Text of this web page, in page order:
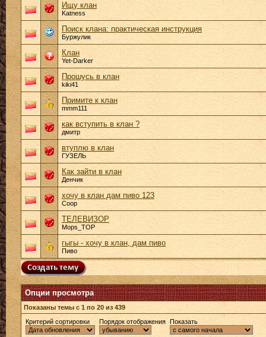
Ищу клан
Katness
Поиск клана: практическая инструкция
Буржулик
Клан
Yet-Darker
Прошусь в клан
kiki41
Примите к клан
mmm111
как вступить в клан ?
дмитр
втуплю в клан
ГУЗЕЛЬ
Как зайти в клан
Денчик
хочу в клан дам пиво 123
Coop
ТЕЛЕВИЗОР
Mops_TOP
гыгы - хочу в клан, дам пиво
Пиво
Опции просмотра
Показаны темы с 1 по 20 из 439
Критерий сортировки
Порядок отображения Показать